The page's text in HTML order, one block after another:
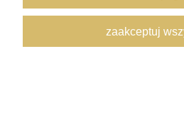
zaakceptuj